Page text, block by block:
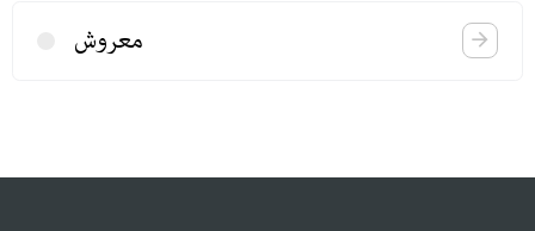
معروش